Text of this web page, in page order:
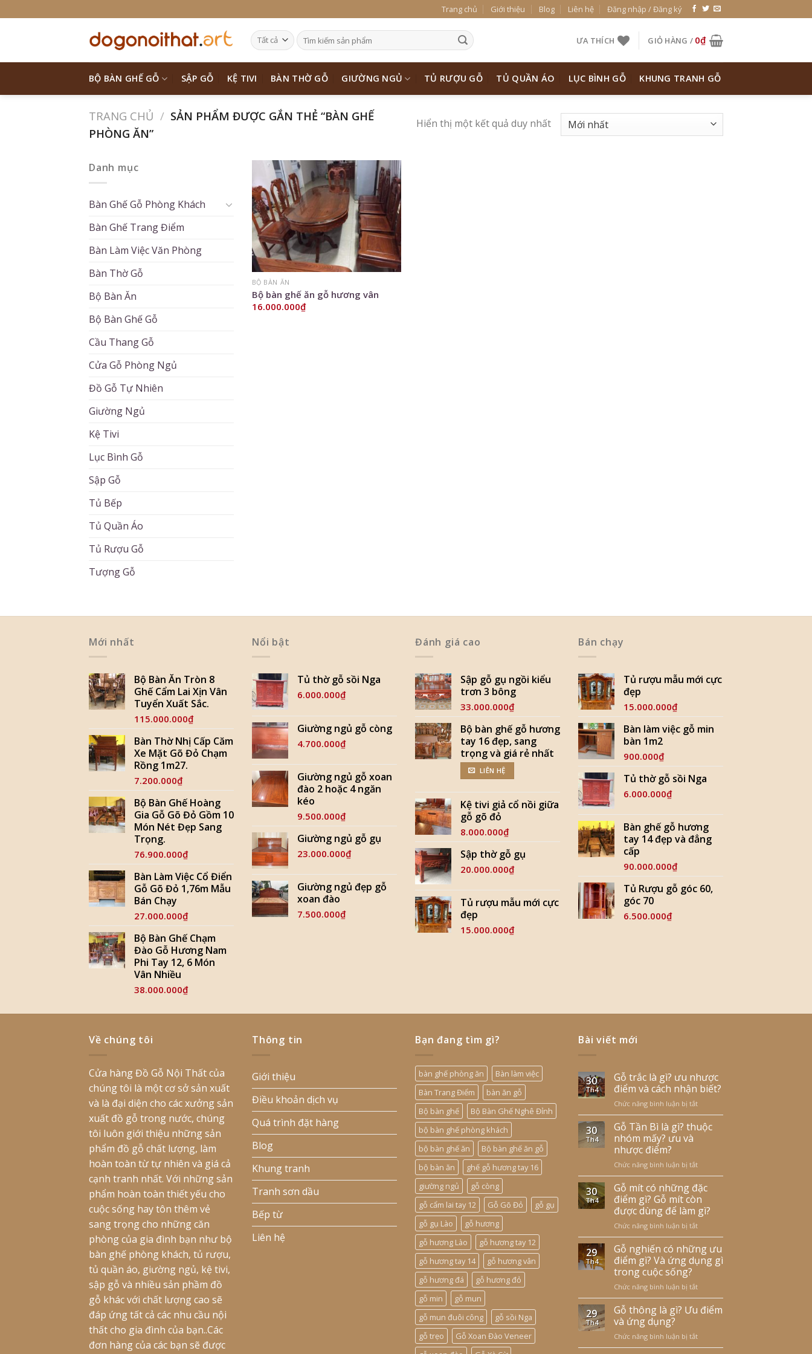
to
Trang chủ Giới thiệu Blog Liên hệ Đăng nhập / Đăng ký
ƯA THÍCH GIỎ HÀNG / 0₫
BỘ BÀN GHẾ GỖ SẬP GỖ KỆ TIVI BÀN THỜ GỖ GIƯỜNG NGỦ TỦ RƯỢU GỖ TỦ QUẦN ÁO LỤC BÌNH GỖ KHUNG TRANH GỖ
TRANG CHỦ / SẢN PHẨM ĐƯỢC GẮN THẺ “BÀN GHẾ
PHÒNG ĂN”
Hiển thị một kết quả duy nhất
Danh mục
Bàn Ghế Gỗ Phòng Khách
Bàn Ghế Trang Điểm
Bàn Làm Việc Văn Phòng
Bàn Thờ Gỗ
Bộ Bàn Ăn
Bộ Bàn Ghế Gỗ
Cầu Thang Gỗ
Cửa Gỗ Phòng Ngủ
Đồ Gỗ Tự Nhiên
Giường Ngủ
Kệ Tivi
Lục Bình Gỗ
Sập Gỗ
Tủ Bếp
Tủ Quần Áo
Tủ Rượu Gỗ
Tượng Gỗ
Add to
Wishlist
BỘ BÀN ĂN
Bộ bàn ghế ăn gỗ hương vân
16.000.000₫
Mới nhất
Bộ Bàn Ăn Tròn 8
Ghế Cẩm Lai Xịn Vân
Tuyển Xuất Sắc.
115.000.000₫
Bàn Thờ Nhị Cấp Căm
Xe Mặt Gõ Đỏ Chạm
Rồng 1m27.
7.200.000₫
Bộ Bàn Ghế Hoàng
Gia Gỗ Gõ Đỏ Gồm 10
Món Nét Đẹp Sang
Trọng.
76.900.000₫
Bàn Làm Việc Cổ Điển
Gỗ Gõ Đỏ 1,76m Mẫu
Bán Chạy
27.000.000₫
Bộ Bàn Ghế Chạm
Đào Gỗ Hương Nam
Phi Tay 12, 6 Món
Vân Nhiều
38.000.000₫
Nổi bật
Tủ thờ gỗ sồi Nga
6.000.000₫
Giường ngủ gỗ còng
4.700.000₫
Giường ngủ gỗ xoan
đào 2 hoặc 4 ngăn
kéo
9.500.000₫
Giường ngủ gỗ gụ
23.000.000₫
Giường ngủ đẹp gỗ
xoan đào
7.500.000₫
Đánh giá cao
Sập gỗ gụ ngồi kiểu
trơn 3 bông
33.000.000₫
Bộ bàn ghế gỗ hương
tay 16 đẹp, sang
trọng và giá rẻ nhất
LIÊN HỆ
Kệ tivi giả cổ nồi giữa
gỗ gõ đỏ
8.000.000₫
Sập thờ gỗ gụ
20.000.000₫
Tủ rượu mẫu mới cực
đẹp
15.000.000₫
Bán chạy
Tủ rượu mẫu mới cực
đẹp
15.000.000₫
Bàn làm việc gỗ min
bàn 1m2
900.000₫
Tủ thờ gỗ sồi Nga
6.000.000₫
Bàn ghế gỗ hương
tay 14 đẹp và đẳng
cấp
90.000.000₫
Tủ Rượu gỗ góc 60,
góc 70
6.500.000₫
Về chúng tôi
Cửa hàng Đồ Gỗ Nội Thất của
chúng tôi là một cơ sở sản xuất
và là đại diện cho các xưởng sản
xuất đồ gỗ trong nước, chúng
tôi luôn giới thiệu những sản
phẩm đồ gỗ chất lượng, làm
hoàn toàn từ tự nhiên và giá cả
cạnh tranh nhất. Với những sản
phẩm hoàn toàn thiết yếu cho
cuộc sống hay tôn thêm vẻ
sang trọng cho những căn
phòng của gia đình bạn như bộ
bàn ghế phòng khách, tủ rượu,
tủ quần áo, giường ngủ, kệ tivi,
sập gỗ và nhiều sản phầm đồ
gỗ khác với chất lượng cao sẽ
đáp ứng tất cả các nhu cầu nội
thất cho gia đình của bạn..Các
đơn hàng của các bạn sẽ được
Thông tin
Giới thiệu
Điều khoản dịch vụ
Quá trình đặt hàng
Blog
Khung tranh
Tranh sơn dầu
Bếp từ
Liên hệ
Bạn đang tìm gì?
bàn ghế phòng ăn
Bàn làm việc
Bàn Trang Điểm
bàn ăn gỗ
Bộ bàn ghế
Bộ Bàn Ghế Nghê Đỉnh
bộ bàn ghế phòng khách
bộ bàn ghế ăn
Bộ bàn ghế ăn gỗ
bộ bàn ăn
ghế gỗ hương tay 16
giường ngủ
gỗ còng
gỗ cẩm lai tay 12
Gỗ Gõ Đỏ
gỗ gụ
gỗ gụ Lào
gỗ hương
gỗ hương Lào
gỗ hương tay 12
gỗ hương tay 14
gỗ hương vân
gỗ hương đá
gỗ hương đỏ
gỗ min
gỗ mun
gỗ mun đuôi công
gỗ sồi Nga
gỗ trẹo
Gỗ Xoan Đào Veneer
Bài viết mới
30
Th4
Gỗ trắc là gì? ưu nhược
điểm và cách nhận biết?
Chức năng bình luận bị tắt
Gỗ
trắc
điểm
và
cách
nhận
biết?
30
Th4
Gỗ Tần Bì là gì? thuộc
nhóm mấy? ưu và
nhược điểm?
Chức năng bình luận bị tắt
Gỗ
Tần
Bì
là
gì?
nhóm
mấy?
ưu
và
30
Th4
Gỗ mít có những đặc
điểm gì? Gỗ mít còn
được dùng để làm gì?
Chức năng bình luận bị tắt
Gỗ
mít
có
những
gì?
Gỗ
dùng
29
Th4
Gỗ nghiến có những ưu
điểm gì? Và ứng dụng gì
trong cuộc sống?
Chức năng bình luận bị tắt
Gỗ
nghiến
điểm
29
Th4
Gỗ thông là gì? Ưu điểm
và ứng dụng?
Chức năng bình luận bị tắt
Gỗ